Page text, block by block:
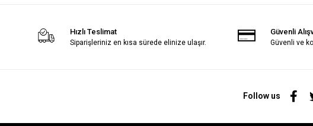
Hızlı Teslimat
Siparişleriniz en kısa sürede elinize ulaşır.
Güvenli
Güvenli ve
Follow us